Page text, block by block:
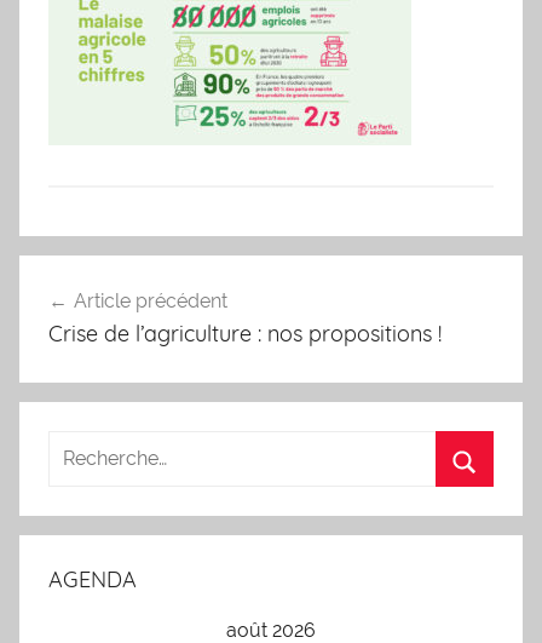
de
Article précédent
Crise de l’agriculture : nos propositions !
AGENDA
août 2026